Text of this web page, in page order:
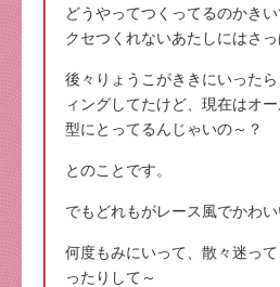
どうやってつくってるのかき
クセつくれないあたしにはさっ
後々りょうこがききにいった
ィングしてたけど、現在はオ
型にとってるんじゃいの～？
とのことです。
でもどれもがレース風でかわい
何度もみにいって、散々迷っ
ったりして～